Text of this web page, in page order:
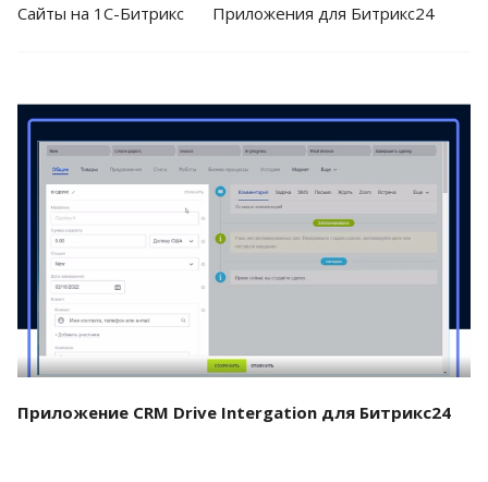
Cайты на 1С-Битрикс Приложения для Битрикс24
Смотреть проект
Приложение CRM Drive Intergation для Битрикс24